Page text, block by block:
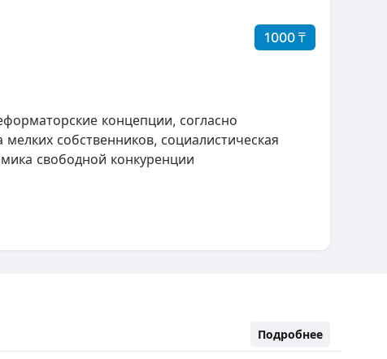
1000 ₸
концепции, согласно
собственников, социалистическая
свободной конкуренции
Подробнее